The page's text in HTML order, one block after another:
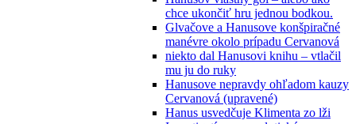
chce ukončiť hru jednou bodkou.
Glvačove a Hanusove konšpiračné
manévre okolo prípadu Cervanová
niekto dal Hanusovi knihu – vtlačil
mu ju do ruky
Hanusove nepravdy ohľadom kauzy
Cervanová (upravené)
Hanus usvedčuje Klimenta zo lži